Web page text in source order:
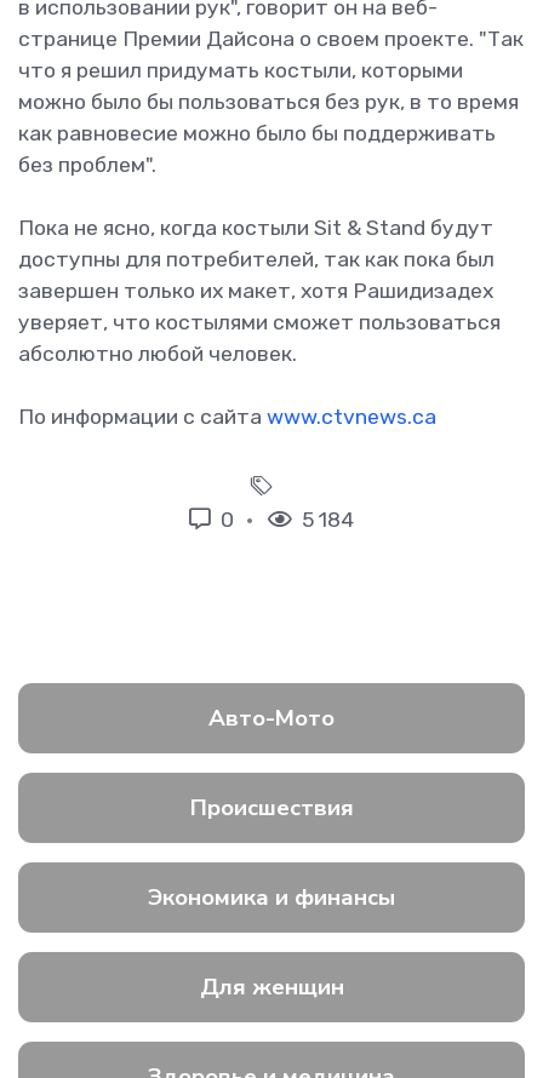
в использовании рук", говорит он на веб-
странице Премии Дайсона о своем проекте. "Так
что я решил придумать костыли, которыми
можно было бы пользоваться без рук, в то время
как равновесие можно было бы поддерживать
без проблем".
Пока не ясно, когда костыли Sit & Stand будут
доступны для потребителей, так как пока был
завершен только их макет, хотя Рашидизадех
уверяет, что костылями сможет пользоваться
абсолютно любой человек.
По информации с сайта www.ctvnews.ca
0 5 184
Авто-Мото
Происшествия
Экономика и финансы
Для женщин